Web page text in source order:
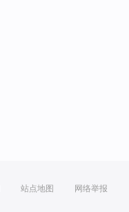
站点地图 网络举报